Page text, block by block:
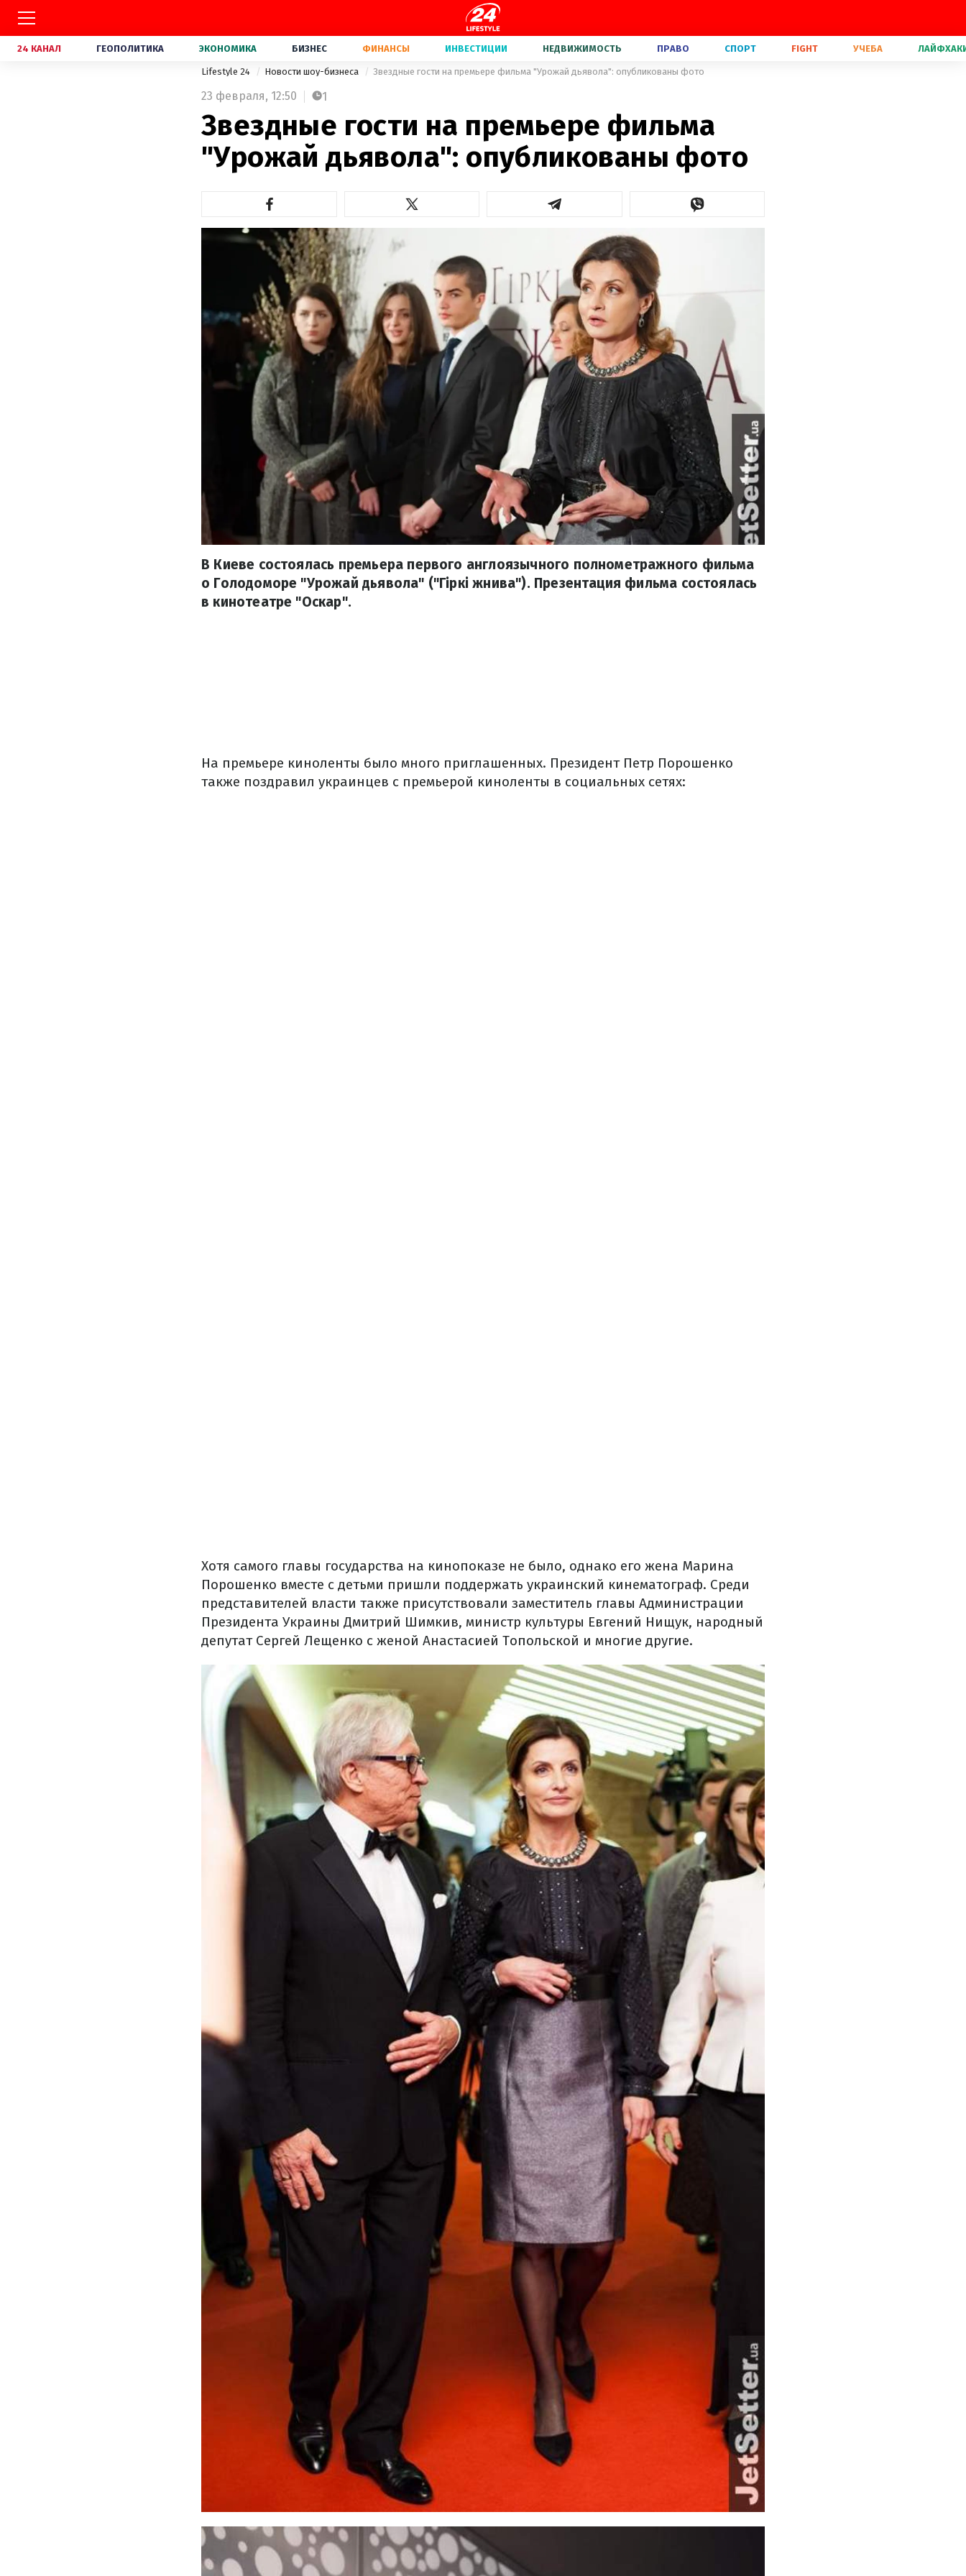
24 КАНАЛ ГЕОПОЛИТИКА ЭКОНОМИКА БИЗНЕС ФИНАНСЫ ИНВЕСТИЦИИ НЕДВИЖИМОСТЬ ПРАВО СПОРТ FIGHT УЧЕБА
Lifestyle 24 Новости шоу-бизнеса Звездные гости на премьере фильма "Урожай дьявола": опубликованы фото
23 февраля, 12:50 1
Звездные гости на премьере фильма
"Урожай дьявола": опубликованы фото
В Киеве состоялась премьера первого англоязычного полнометражного фильма
о Голодоморе "Урожай дьявола" ("Гіркі жнива"). Презентация фильма состоялась
в кинотеатре "Оскар".
На премьере киноленты было много приглашенных. Президент Петр Порошенко
также поздравил украинцев с премьерой киноленты в социальных сетях:
Хотя самого главы государства на кинопоказе не было, однако его жена Марина
Порошенко вместе с детьми пришли поддержать украинский кинематограф. Среди
представителей власти также присутствовали заместитель главы Администрации
Президента Украины Дмитрий Шимкив, министр культуры Евгений Нищук, народный
депутат Сергей Лещенко с женой Анастасией Топольской и многие другие.